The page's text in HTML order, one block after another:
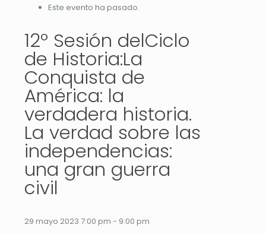
Este evento ha pasado.
12º Sesión delCiclo
de Historia:La
Conquista de
América: la
verdadera historia.
La verdad sobre las
independencias:
una gran guerra
civil
29 mayo 2023 7:00 pm - 9:00 pm